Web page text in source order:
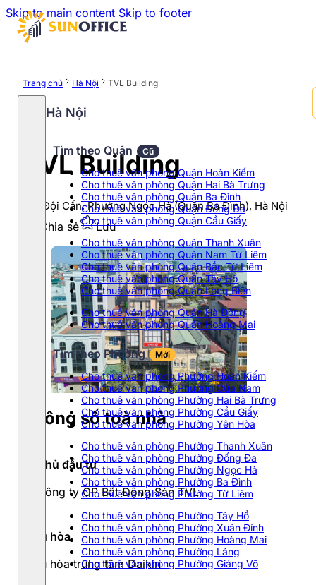
Skip to main content Skip to footer
Hà Nội
Tìm theo Quận Cũ
Cho thuê văn phòng Quận Hoàn Kiếm
Cho thuê văn phòng Quận Hai Bà Trưng
Cho thuê văn phòng Quận Ba Đình
Cho thuê văn phòng Quận Đống Đa
Cho thuê văn phòng Quận Cầu Giấy
Cho thuê văn phòng Quận Thanh Xuân
Cho thuê văn phòng Quận Nam Từ Liêm
Cho thuê văn phòng Quận Bắc Từ Liêm
Cho thuê văn phòng Quận Tây Hồ
Cho thuê văn phòng Quận Long Biên
Cho thuê văn phòng Quận Hà Đông
Cho thuê văn phòng Quận Hoàng Mai
Tìm theo Phường Mới
Cho thuê văn phòng Phường Hoàn Kiếm
Cho thuê văn phòng Phường Cửa Nam
Cho thuê văn phòng Phường Hai Bà Trưng
Cho thuê văn phòng Phường Cầu Giấy
Cho thuê văn phòng Phường Yên Hòa
Cho thuê văn phòng Phường Thanh Xuân
Cho thuê văn phòng Phường Đống Đa
Cho thuê văn phòng Phường Ngọc Hà
Cho thuê văn phòng Phường Ba Đình
Cho thuê văn phòng Phường Từ Liêm
Cho thuê văn phòng Phường Tây Hồ
Cho thuê văn phòng Phường Xuân Đỉnh
Cho thuê văn phòng Phường Hoàng Mai
Cho thuê văn phòng Phường Láng
Cho thuê văn phòng Phường Giảng Võ
Trang chủ Hà Nội TVL Building
TVL Building
153 Đội Cấn, Phường Ngọc Hà (Quận Ba Đình), Hà Nội
Chia sẻ Lưu
Thông số toà nhà
Chủ đầu tư
Công ty CP Bất Động Sản TVL
Điều hòa
Điều hòa trung tâm Daikin